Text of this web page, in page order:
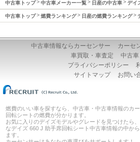
中古車トップ 中古車メーカー一覧 日産の中古車 デイ
中古車トップ 燃費ランキング 日産の燃費ランキング
中古車情報ならカーセンサー
カーセ
車買取・車査定
中古車
プライバシーポリシー
サイトマップ
お問い
燃費のいい車を探すなら、中古車・中古車情報のカ
回転シートの燃費が分かります。
お気に入りのデイズモデルやグレードを見つけたら
なデイズ 660 J 助手席回転シート中古車情報の中か
ます。